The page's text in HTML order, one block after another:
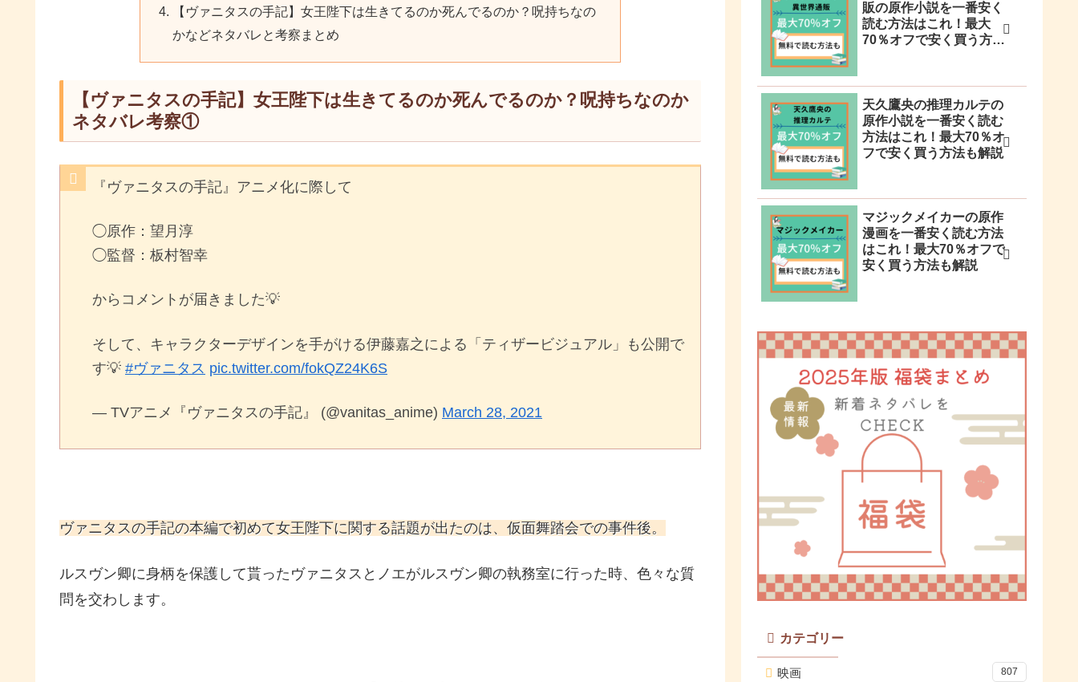
【ヴァニタスの手記】女王陛下は生きてるのか死んでるのか？呪持ちなの
かなどネタバレと考察まとめ
【ヴァニタスの手記】女王陛下は生きてるのか死んでるのか？呪持ちなのか
ネタバレ考察①
『ヴァニタスの手記』アニメ化に際して
◯原作：望月淳
◯監督：板村智幸
からコメントが届きました💡
そして、キャラクターデザインを手がける伊藤嘉之による「ティザービジュアル」も公開で
す💡 #ヴァニタス pic.twitter.com/fokQZ24K6S
— TVアニメ『ヴァニタスの手記』 (@vanitas_anime) March 28, 2021
ヴァニタスの手記の本編で初めて女王陛下に関する話題が出たのは、仮面舞踏会での事件後。
ルスヴン卿に身柄を保護して貰ったヴァニタスとノエがルスヴン卿の執務室に行った時、色々な質
問を交わします。
販の原作小説を一番安く
読む方法はこれ！最大
70％オフで安く買う方法
天久鷹央の推理カルテの
原作小説を一番安く読む
方法はこれ！最大70％オ
フで安く買う方法も解説
マジックメイカーの原作
漫画を一番安く読む方法
はこれ！最大70％オフで
安く買う方法も解説
カテゴリー
映画 807